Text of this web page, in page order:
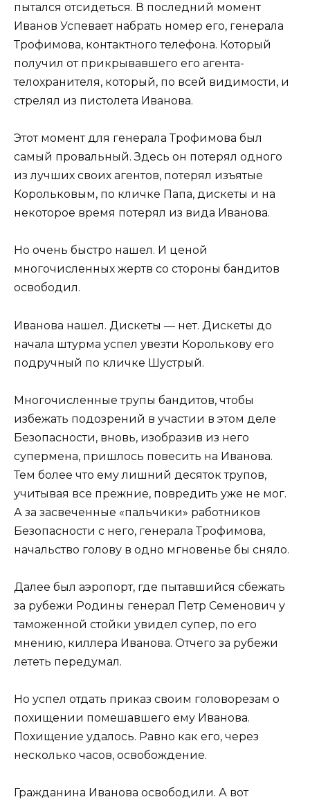
пытался отсидеться. В последний момент
Иванов Успевает набрать номер его, генерала
Трофимова, контактного телефона. Который
получил от прикрывавшего его агента-
телохранителя, который, по всей видимости, и
стрелял из пистолета Иванова.
Этот момент для генерала Трофимова был
самый провальный. Здесь он потерял одного
из лучших своих агентов, потерял изъятые
Корольковым, по кличке Папа, дискеты и на
некоторое время потерял из вида Иванова.
Но очень быстро нашел. И ценой
многочисленных жертв со стороны бандитов
освободил.
Иванова нашел. Дискеты — нет. Дискеты до
начала штурма успел увезти Королькову его
подручный по кличке Шустрый.
Многочисленные трупы бандитов, чтобы
избежать подозрений в участии в этом деле
Безопасности, вновь, изобразив из него
супермена, пришлось повесить на Иванова.
Тем более что ему лишний десяток трупов,
учитывая все прежние, повредить уже не мог.
А за засвеченные «пальчики» работников
Безопасности с него, генерала Трофимова,
начальство голову в одно мгновенье бы сняло.
Далее был аэропорт, где пытавшийся сбежать
за рубежи Родины генерал Петр Семенович у
таможенной стойки увидел супер, по его
мнению, киллера Иванова. Отчего за рубежи
лететь передумал.
Но успел отдать приказ своим головорезам о
похищении помешавшего ему Иванова.
Похищение удалось. Равно как его, через
несколько часов, освобождение.
Гражданина Иванова освободили. А вот